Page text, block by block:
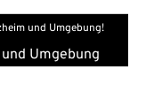
und Umgebung!
Umgebung